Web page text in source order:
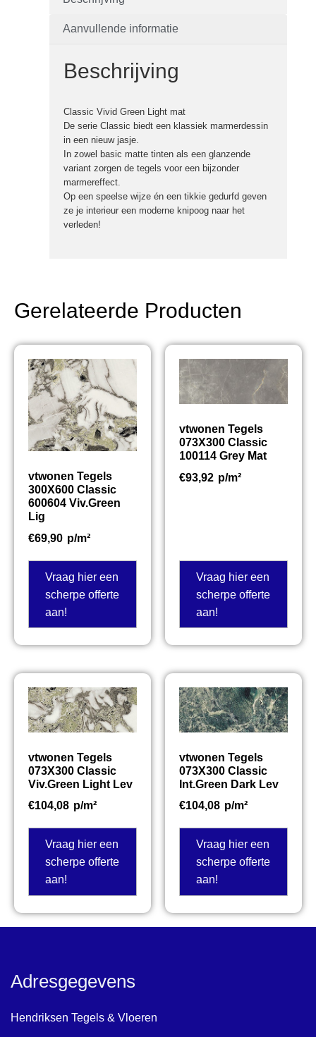
Aanvullende informatie
Beschrijving
Classic Vivid Green Light mat
De serie Classic biedt een klassiek marmerdessin
in een nieuw jasje.
In zowel basic matte tinten als een glanzende
variant zorgen de tegels voor een bijzonder
marmereffect.
Op een speelse wijze én een tikkie gedurfd geven
ze je interieur een moderne knipoog naar het
verleden!
Gerelateerde Producten
vtwonen Tegels
300X600 Classic
600604 Viv.Green
Lig
€69,90 p/m²
Vraag hier een
scherpe offerte
aan!
vtwonen Tegels
073X300 Classic
100114 Grey Mat
€93,92 p/m²
Vraag hier een
scherpe offerte
aan!
vtwonen Tegels
073X300 Classic
Viv.Green Light Lev
€104,08 p/m²
Vraag hier een
scherpe offerte
aan!
vtwonen Tegels
073X300 Classic
Int.Green Dark Lev
€104,08 p/m²
Vraag hier een
scherpe offerte
aan!
Adresgegevens
Hendriksen Tegels & Vloeren